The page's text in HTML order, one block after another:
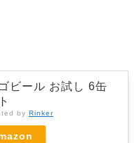
ビール お試し 6缶
by Rinker